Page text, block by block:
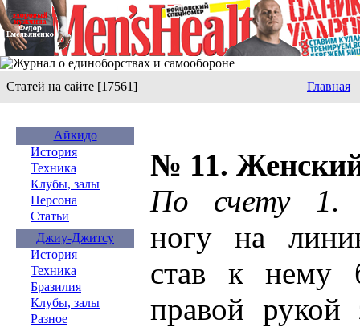
Статей на сайте [17561] Главная
Айкидо
История
Техника
Клубы, залы
Персона
Статьи
Джиу-Джитсу
История
Техника
Бразилия
Клубы, залы
Разное
№ 11.
По счету 1.
ногу на
став к нему
правой